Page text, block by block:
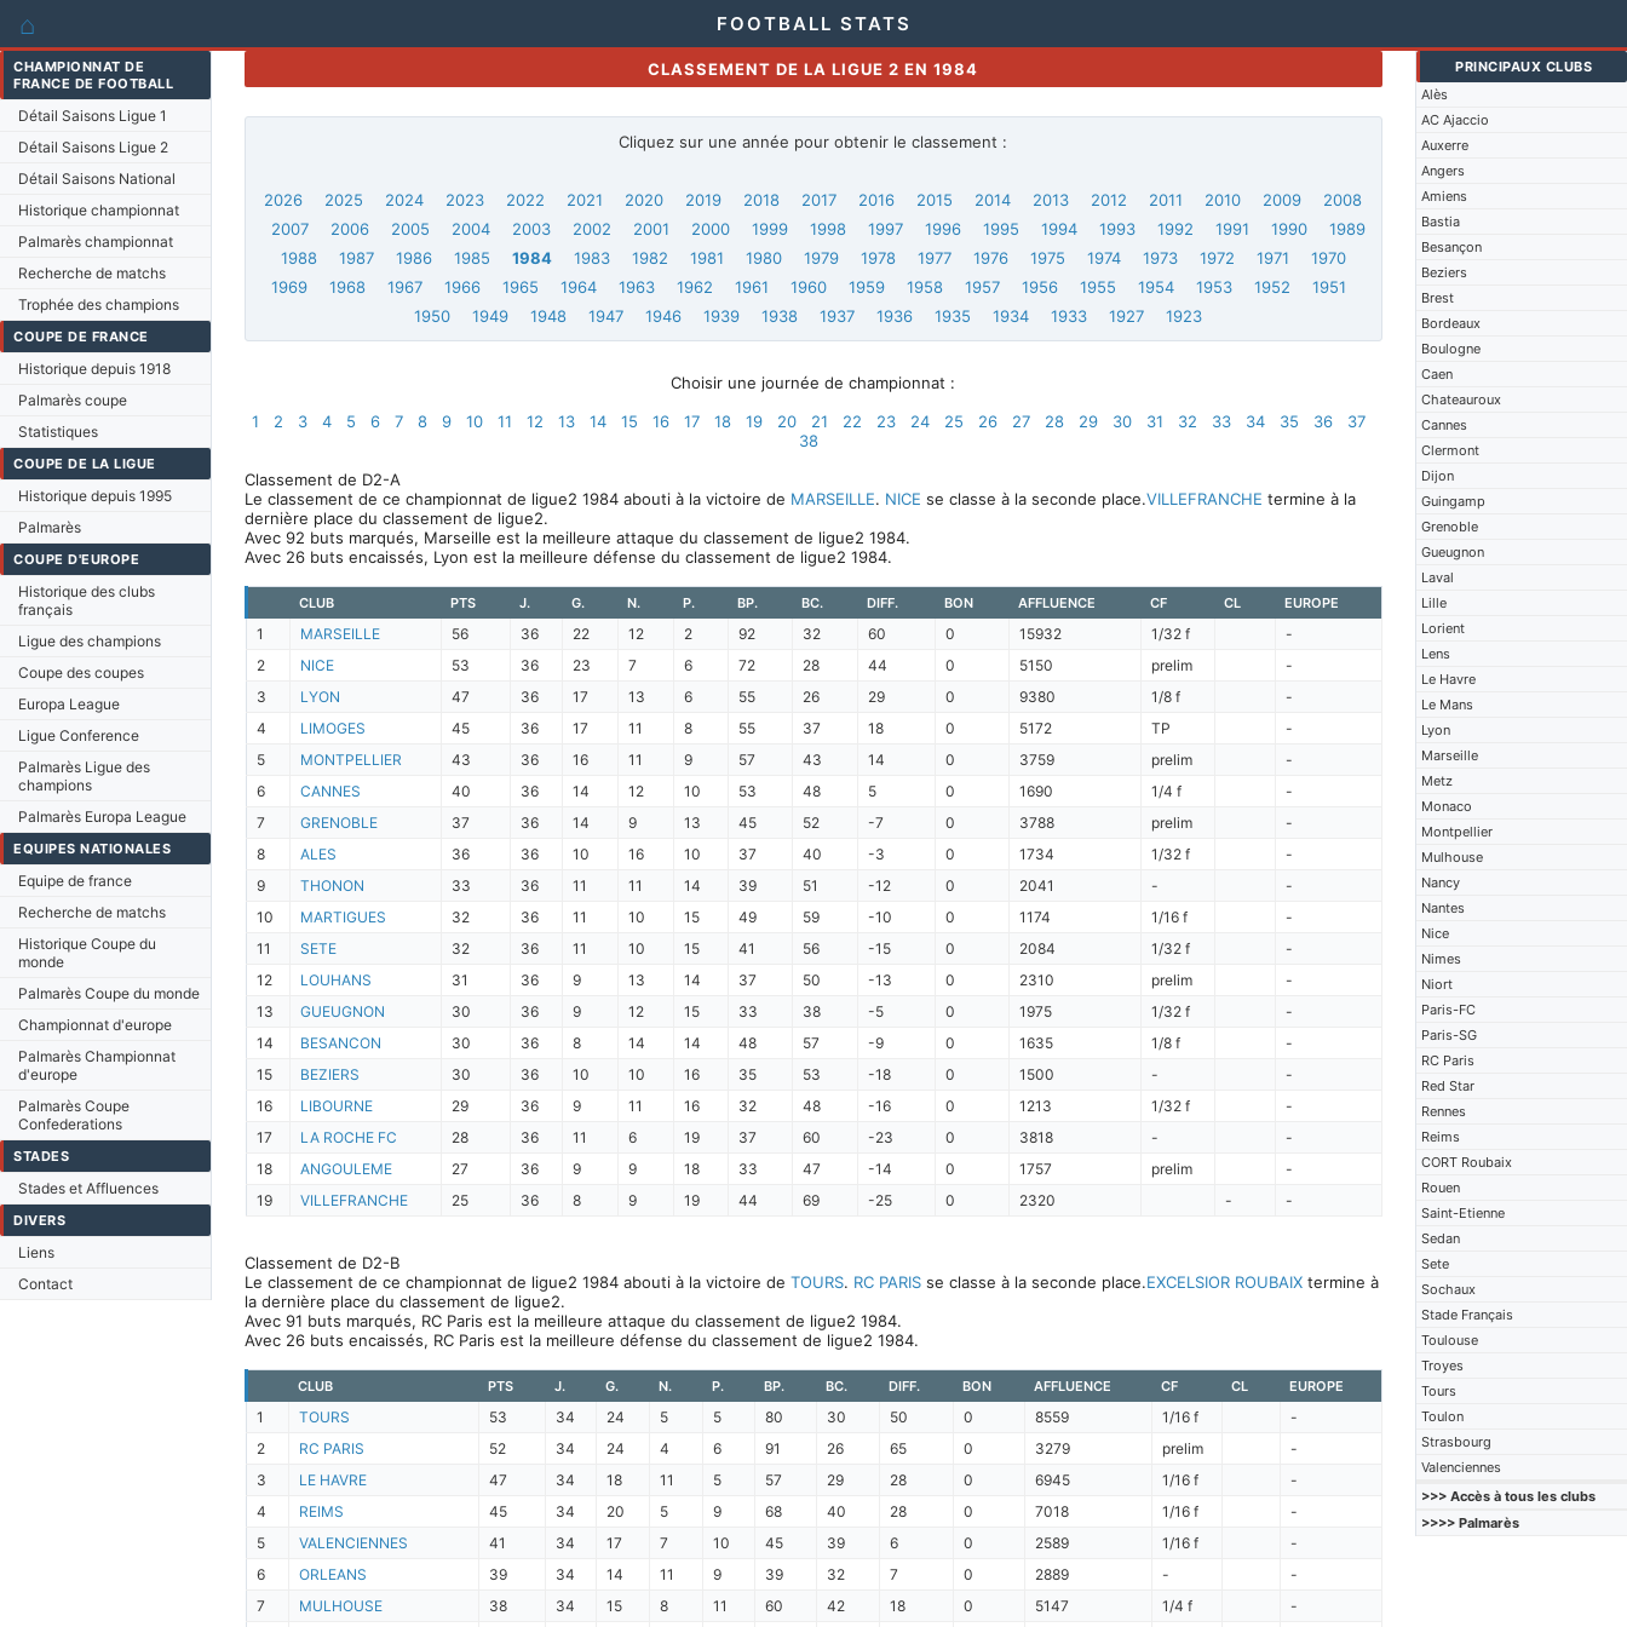
⌂ FOOTBALL STATS
CHAMPIONNAT DE
FRANCE DE FOOTBALL
Détail Saisons Ligue 1
Détail Saisons Ligue 2
Détail Saisons National
Historique championnat
Palmarès championnat
Recherche de matchs
Trophée des champions
COUPE DE FRANCE
Historique depuis 1918
Palmarès coupe
Statistiques
COUPE DE LA LIGUE
Historique depuis 1995
Palmarès
COUPE D'EUROPE
Historique des clubs
français
Ligue des champions
Coupe des coupes
Europa League
Ligue Conference
Palmarès Ligue des
champions
Palmarès Europa League
EQUIPES NATIONALES
Equipe de france
Recherche de matchs
Historique Coupe du
monde
Palmarès Coupe du monde
Championnat d'europe
Palmarès Championnat
d'europe
Palmarès Coupe
Confederations
STADES
Stades et Affluences
DIVERS
Liens
Contact
PRINCIPAUX CLUBS
Alès
AC Ajaccio
Auxerre
Angers
Amiens
Bastia
Besançon
Beziers
Brest
Bordeaux
Boulogne
Caen
Chateauroux
Cannes
Clermont
Dijon
Guingamp
Grenoble
Gueugnon
Laval
Lille
Lorient
Lens
Le Havre
Le Mans
Lyon
Marseille
Metz
Monaco
Montpellier
Mulhouse
Nancy
Nantes
Nice
Nimes
Niort
Paris-FC
Paris-SG
RC Paris
Red Star
Rennes
Reims
CORT Roubaix
Rouen
Saint-Etienne
Sedan
Sete
Sochaux
Stade Français
Toulouse
Troyes
Tours
Toulon
Strasbourg
Valenciennes
>>> Accès à tous les clubs
>>>> Palmarès
CLASSEMENT DE LA LIGUE 2 EN 1984
Cliquez sur une année pour obtenir le classement :
2026 2025 2024 2023 2022 2021 2020 2019 2018 2017 2016 2015 2014 2013 2012 2011 2010 2009
2008
2007
2006 2005 2004 2003 2002 2001 2000 1999 1998 1997 1996 1995 1994 1993 1992 1991 1990
1989
1988
1987 1986 1985 1984 1983 1982 1981 1980 1979 1978 1977 1976 1975 1974 1973 1972 1971
1970
1969
1968 1967 1966 1965 1964 1963 1962 1961 1960 1959 1958 1957 1956 1955 1954 1953 1952
1951
1950
1949 1948 1947 1946 1939 1938 1937 1936 1935 1934 1933 1927 1923
Choisir une journée de championnat :
1
2 3 4 5 6 7 8 9 10 11 12 13 14 15 16 17 18 19 20 21 22 23 24 25 26 27 28 29 30 31 32 33 34 35 36
37
38
Classement de D2-A
Le classement de ce championnat de ligue2 1984 abouti à la victoire de MARSEILLE. NICE se classe à la seconde place.VILLEFRANCHE termine à la
dernière place du classement de ligue2.
Avec 92 buts marqués, Marseille est la meilleure attaque du classement de ligue2 1984.
Avec 26 buts encaissés, Lyon est la meilleure défense du classement de ligue2 1984.
CLUB PTS J. G. N. P. BP. BC. DIFF. BON AFFLUENCE CF CL EUROPE
1 MARSEILLE 56 36 22 12 2 92 32 60 0 15932 1/32 f
-
2
NICE 53 36 23 7 6 72 28 44 0 5150 prelim
-
3
LYON 47 36 17 13 6 55 26 29 0 9380 1/8 f
-
4
LIMOGES 45 36 17 11 8 55 37 18 0 5172 TP
-
5
MONTPELLIER 43 36 16 11 9 57 43 14 0 3759 prelim
-
6
CANNES 40 36 14 12 10 53 48 5 0 1690 1/4 f
-
7
GRENOBLE 37 36 14 9 13 45 52 -7 0 3788 prelim
-
8
ALES 36 36 10 16 10 37 40 -3 0 1734 1/32 f
-
9
THONON 33 36 11 11 14 39 51 -12 0 2041 -
-
10
MARTIGUES 32 36 11 10 15 49 59 -10 0 1174 1/16 f
-
11
SETE 32 36 11 10 15 41 56 -15 0 2084 1/32 f
-
12
LOUHANS 31 36 9 13 14 37 50 -13 0 2310 prelim
-
13
GUEUGNON 30 36 9 12 15 33 38 -5 0 1975 1/32 f
-
14
BESANCON 30 36 8 14 14 48 57 -9 0 1635 1/8 f
-
15
BEZIERS 30 36 10 10 16 35 53 -18 0 1500 -
-
16
LIBOURNE 29 36 9 11 16 32 48 -16 0 1213 1/32 f
-
17
LA ROCHE FC 28 36 11 6 19 37 60 -23 0 3818 -
-
18
ANGOULEME 27 36 9 9 18 33 47 -14 0 1757 prelim
-
19
VILLEFRANCHE 25 36 8 9 19 44 69 -25 0 2320 - -
Classement de D2-B
Le classement de ce championnat de ligue2 1984 abouti à la victoire de TOURS. RC PARISse classe à la seconde place.EXCELSIOR ROUBAIXtermine à
la dernière place du classement de ligue2.
Avec 91 buts marqués, RC Paris est la meilleure attaque du classement de ligue2 1984.
Avec 26 buts encaissés, RC Paris est la meilleure défense du classement de ligue2 1984.
CLUB PTS J. G. N. P. BP. BC. DIFF. BON AFFLUENCE CF CL EUROPE
1 TOURS 53 34 24 5 5 80 30 50 0 8559 1/16 f
-
2
RC PARIS 52 34 24 4 6 91 26 65 0 3279 prelim
-
3
LE HAVRE 47 34 18 11 5 57 29 28 0 6945 1/16 f
-
4
REIMS 45 34 20 5 9 68 40 28 0 7018 1/16 f
-
5
VALENCIENNES 41 34 17 7 10 45 39 6 0 2589 1/16 f
-
6
ORLEANS 39 34 14 11 9 39 32 7 0 2889 -
-
7
MULHOUSE 38 34 15 8 11 60 42 18 0 5147 1/4 f -